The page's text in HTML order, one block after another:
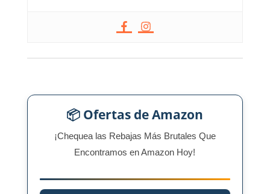
📦 Ofertas de Amazon
¡Chequea las Rebajas Más Brutales Que
Encontramos en Amazon Hoy!